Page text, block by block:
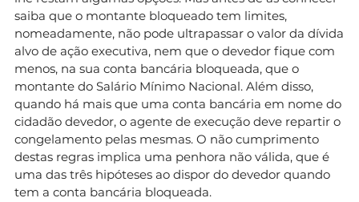
saiba que o montante bloqueado tem limites,
nomeadamente, não pode ultrapassar o valor da dívida
alvo de ação executiva, nem que o devedor fique com
menos, na sua conta bancária bloqueada, que o
montante do Salário Mínimo Nacional. Além disso,
quando há mais que uma conta bancária em nome do
cidadão devedor, o agente de execução deve repartir o
congelamento pelas mesmas. O não cumprimento
destas regras implica uma penhora não válida, que é
uma das três hipóteses ao dispor do devedor quando
tem a conta bancária bloqueada.